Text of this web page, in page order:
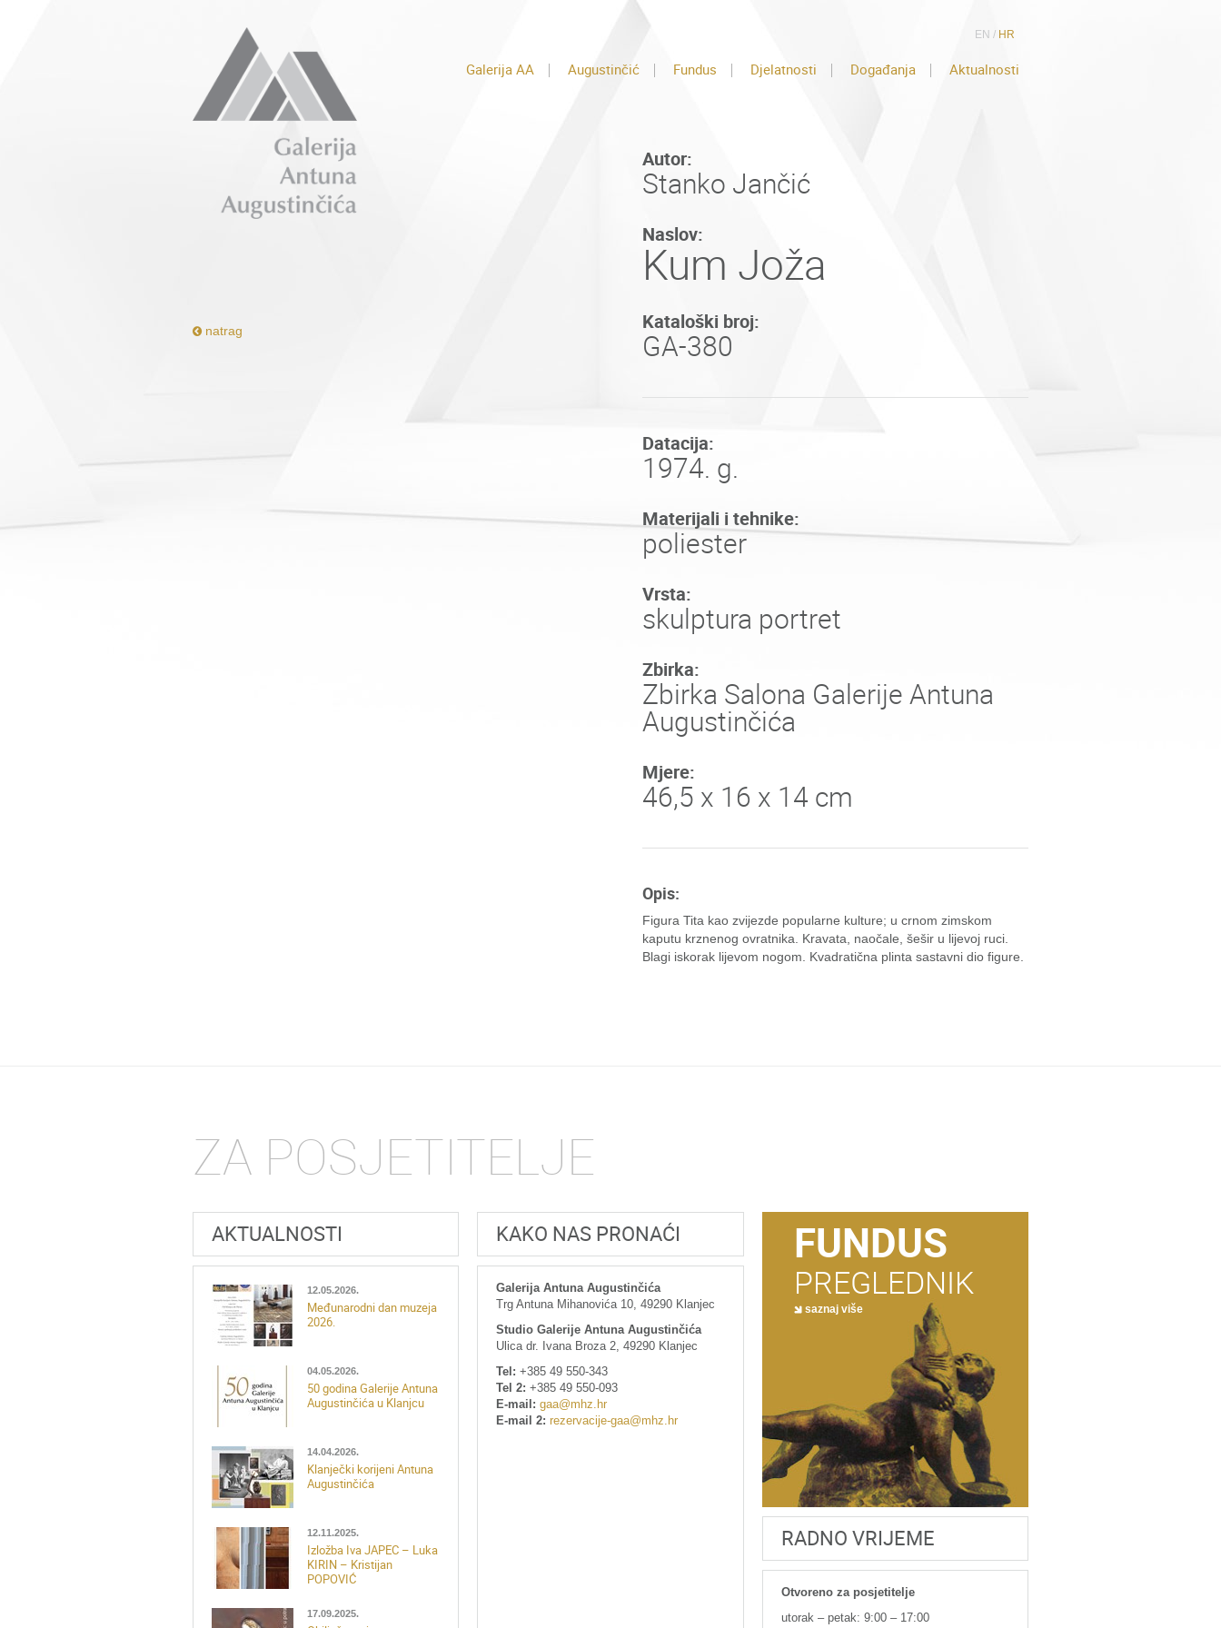
EN / HR
Galerija AA Augustinčić Fundus Djelatnosti Događanja Aktualnosti
natrag
Autor:
Stanko Jančić
Naslov:
Kum Joža
Kataloški broj:
GA-380
Datacija:
1974. g.
Materijali i tehnike:
poliester
Vrsta:
skulptura portret
Zbirka:
Zbirka Salona Galerije Antuna
Augustinčića
Mjere:
46,5 x 16 x 14 cm
Opis:
Figura Tita kao zvijezde popularne kulture; u crnom zimskom
kaputu krznenog ovratnika. Kravata, naočale, šešir u lijevoj ruci.
Blagi iskorak lijevom nogom. Kvadratična plinta sastavni dio figure.
ZA POSJETITELJE
AKTUALNOSTI
12.05.2026.
Međunarodni dan muzeja
2026.
04.05.2026.
50 godina Galerije Antuna
Augustinčića u Klanjcu
14.04.2026.
Klanječki korijeni Antuna
Augustinčića
12.11.2025.
Izložba Iva JAPEC – Luka
KIRIN – Kristijan
POPOVIĆ
17.09.2025.
KAKO NAS PRONAĆI
Galerija Antuna Augustinčića
Trg Antuna Mihanovića 10, 49290 Klanjec
Studio Galerije Antuna Augustinčića
Ulica dr. Ivana Broza 2, 49290 Klanjec
Tel: +385 49 550-343
Tel 2: +385 49 550-093
E-mail: gaa@mhz.hr
E-mail 2: rezervacije-gaa@mhz.hr
FUNDUS
PREGLEDNIK
saznaj više
RADNO VRIJEME
Otvoreno za posjetitelje
utorak – petak: 9:00 – 17:00